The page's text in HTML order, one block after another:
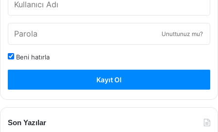
Unuttunuz mu?
Beni hatırla
Kayıt Ol
Son Yazılar